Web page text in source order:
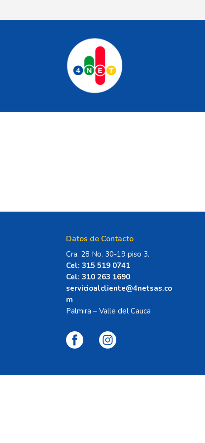
Datos de Contacto
Cra. 28 No. 30-19 piso 3.
Cel: 315 519 0741
Cel: 310 263 1690
servicioalcliente@4netsas.co
m
Palmira – Valle del Cauca